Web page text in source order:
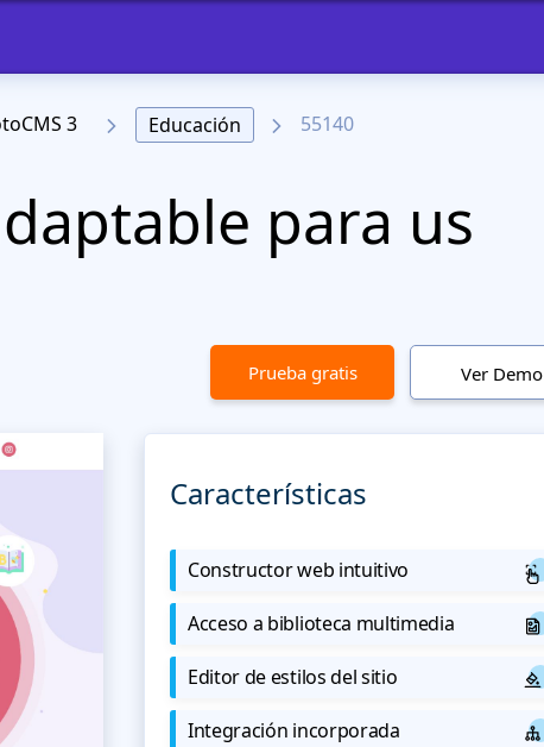
3 Educación 55140
para us
Prueba gratis Ver Demo
Características
Constructor web intuitivo
Acceso a biblioteca multimedia
Editor de estilos del sitio
Integración incorporada